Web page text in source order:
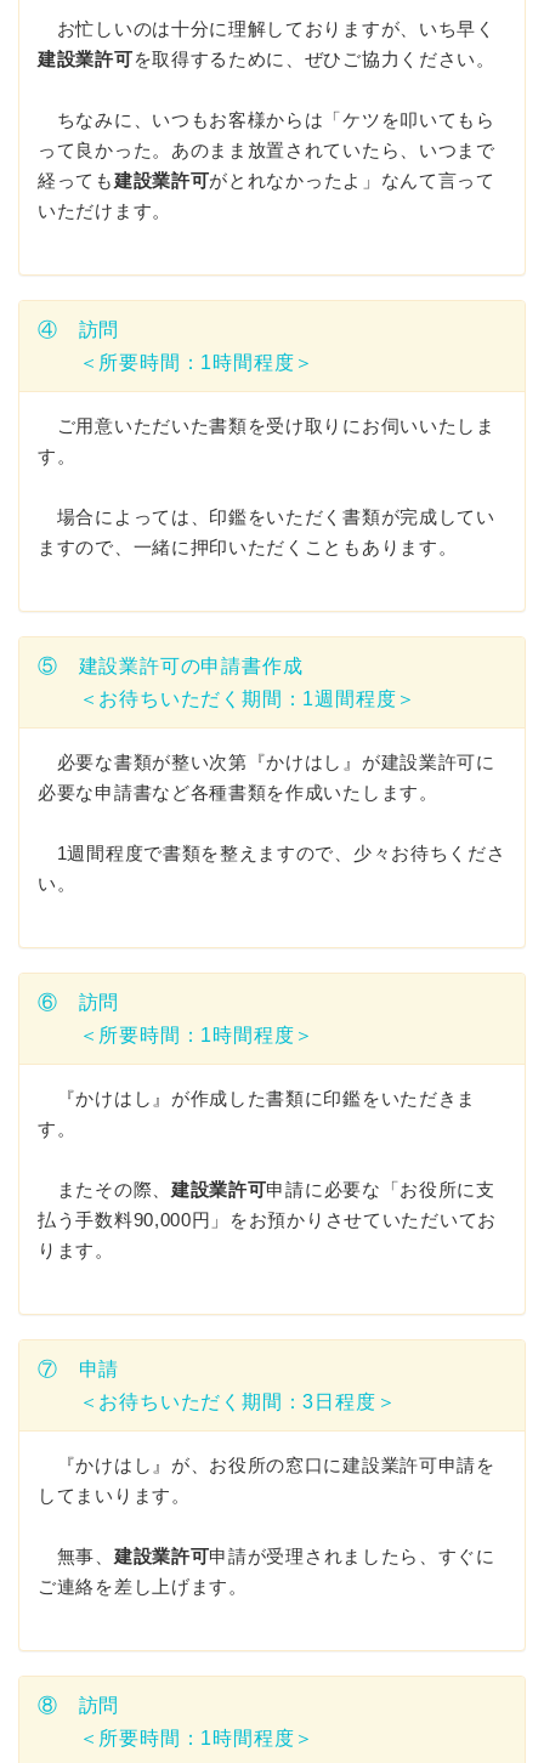
お忙しいのは十分に理解しておりますが、いち早く
建設業許可を取得するために、ぜひご協力ください。
ちなみに、いつもお客様からは「ケツを叩いてもら
って良かった。あのまま放置されていたら、いつまで
経っても建設業許可がとれなかったよ」なんて言って
いただけます。
④ 訪問
＜所要時間：1時間程度＞
ご用意いただいた書類を受け取りにお伺いいたしま
す。
場合によっては、印鑑をいただく書類が完成してい
ますので、一緒に押印いただくこともあります。
⑤ 建設業許可の申請書作成
＜お待ちいただく期間：1週間程度＞
必要な書類が整い次第『かけはし』が建設業許可に
必要な申請書など各種書類を作成いたします。
1週間程度で書類を整えますので、少々お待ちくださ
い。
⑥ 訪問
＜所要時間：1時間程度＞
『かけはし』が作成した書類に印鑑をいただきま
す。
またその際、 建設業許可申請に必要な「お役所に支
払う手数料90,000円」をお預かりさせていただいてお
ります。
⑦ 申請
＜お待ちいただく期間：3日程度＞
『かけはし』が、お役所の窓口に建設業許可申請を
してまいります。
無事、 建設業許可申請が受理されましたら、すぐに
ご連絡を差し上げます。
⑧ 訪問
＜所要時間：1時間程度＞